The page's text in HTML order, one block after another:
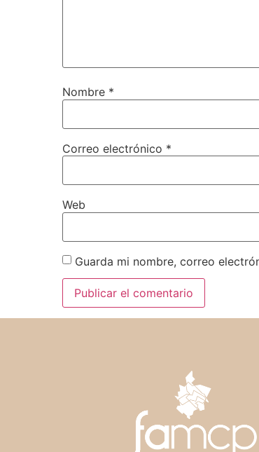
Nombre *
Correo electrónico *
Web
Guarda mi nombre, correo